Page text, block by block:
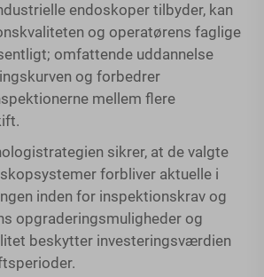
endoskoper tilbyder, kan
og operatørens faglige
omfattende uddannelse
og forbedrer
mellem flere
sikrer, at de valgte
forbliver aktuelle i
inden for inspektionskrav og
opgraderingsmuligheder og
beskytter investeringsværdien